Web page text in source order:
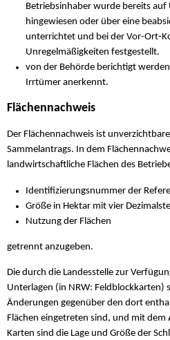
Betriebsinhaber wurde bereits
hingewiesen oder über eine
unterrichtet und bei der Vor-Ort-
Unregelmäßigkeiten festgestellt.
von der Behörde berichtigt
Irrtümer anerkennt.
Flächennachweis
Der Flächennachweis ist
Sammelantrags. In dem
landwirtschaftliche Flächen des
Identifizierungsnummer der
Größe in Hektar mit vier
Nutzung der Flächen
getrennt anzugeben.
Die durch die Landesstelle zur
Unterlagen (in NRW: Feldblockkarten)
Änderungen gegenüber den dort
Flächen eingetreten sind, und mit dem
Karten sind die Lage und Größe der